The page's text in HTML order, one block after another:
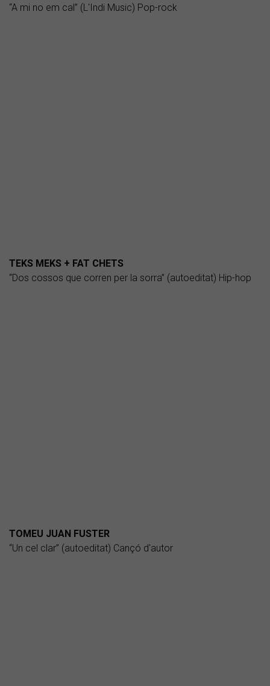
“A mi no em cal” (L'Indi Music) Pop-rock
TEKS MEKS + FAT CHETS
“Dos cossos que corren per la sorra” (autoeditat) Hip-hop
TOMEU JUAN FUSTER
“Un cel clar” (autoeditat) Cançó d'autor